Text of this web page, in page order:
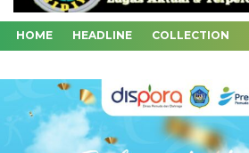
HOME HEADLINE COLLECTION